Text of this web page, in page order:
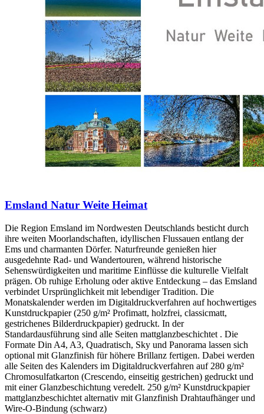
Emsland Natur Weite Heimat
Die Region Emsland im Nordwesten Deutschlands besticht durch
ihre weiten Moorlandschaften, idyllischen Flussauen entlang der
Ems und charmanten Dörfer. Naturfreunde genießen hier
ausgedehnte Rad- und Wandertouren, während historische
Sehenswürdigkeiten und maritime Einflüsse die kulturelle Vielfalt
prägen. Ob ruhige Erholung oder aktive Entdeckung – das Emsland
verbindet Ursprünglichkeit mit lebendiger Tradition. Die
Monatskalender werden im Digitaldruckverfahren auf hochwertiges
Kunstdruckpapier (250 g/m² Profimatt, holzfrei, classicmatt,
gestrichenes Bilderdruckpapier) gedruckt. In der
Standardausführung sind alle Seiten mattglanzbeschichtet . Die
Formate Din A4, A3, Quadratisch, Sky und Panorama lassen sich
optional mit Glanzfinish für höhere Brillanz fertigen. Dabei werden
alle Seiten des Kalenders im Digitaldruckverfahren auf 280 g/m²
Chromosulfatkarton (Crescendo, einseitig gestrichen) gedruckt und
mit einer Glanzbeschichtung veredelt. 250 g/m² Kunstdruckpapier
mattglanzbeschichtet alternativ mit Glanzfinish Drahtaufhänger und
Wire-O-Bindung (schwarz)